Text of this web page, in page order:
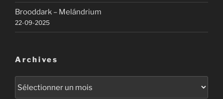
Brooddark – Melándrium
22-09-2025
Archives